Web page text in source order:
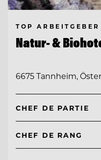
TOP ARBEITGEBER
Natur- &
6675 Tannheim,
CHEF DE PARTIE
CHEF DE RANG